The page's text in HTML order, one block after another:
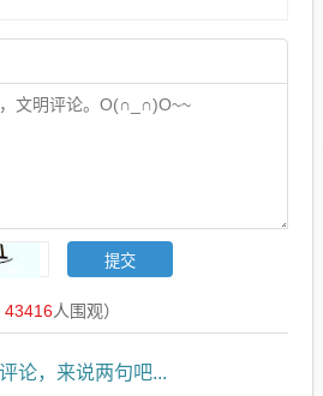
43416人围观）
论，来说两句吧...